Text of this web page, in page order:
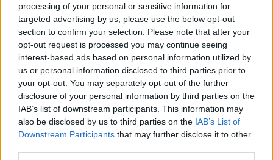
processing of your personal or sensitive information for
targeted advertising by us, please use the below opt-out
section to confirm your selection. Please note that after your
opt-out request is processed you may continue seeing
interest-based ads based on personal information utilized by
us or personal information disclosed to third parties prior to
your opt-out. You may separately opt-out of the further
disclosure of your personal information by third parties on the
IAB’s list of downstream participants. This information may
also be disclosed by us to third parties on the IAB’s List of
Downstream Participants that may further disclose it to other
letterine.
Le buche per la consegna delle letterine
saranno, inoltre, presenti in piazzetta della Lega
e in via San Lorenzo (davanti a palazzo del
Monferrato).
In via Dante (zona arco) saranno collocate le